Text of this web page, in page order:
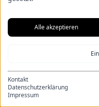
(0 42 51) 9 83 8 - 573
27624 Geestland
(0 47 45) 23 697 - 50
Alle akzeptieren
Kontakt
Datenschutzerklärung
Impressum